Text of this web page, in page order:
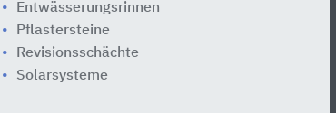
Entwässerungsrinnen
Pflastersteine
Revisionsschächte
Solarsysteme